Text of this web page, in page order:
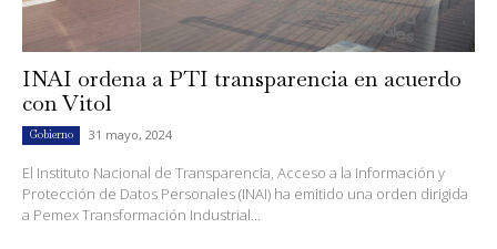
INAI ordena a PTI transparencia en acuerdo
con Vitol
Gobierno 31 mayo, 2024
El Instituto Nacional de Transparencia, Acceso a la Información y
Protección de Datos Personales (INAI) ha emitido una orden dirigida
a Pemex Transformación Industrial...